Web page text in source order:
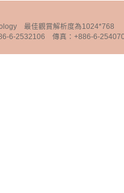
最佳觀賞解析度為1024*768
6-2532106 傳真：+886-6-